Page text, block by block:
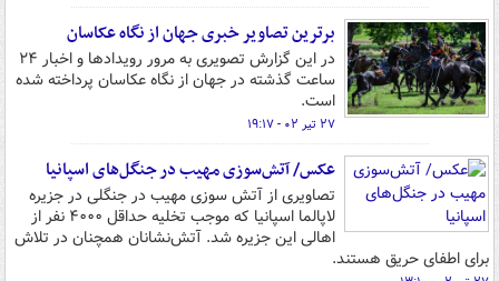
برترین تصاویر خبری جهان از نگاه عکاسان
در این گزارش تصویری به مرور رویدادها و اخبار ۲۴
ساعت گذشته در جهان از نگاه عکاسان پرداخته شده
است.
۲۷ تیر ۰۲ - ۱۹:۱۷
عکس/ آتش‌سوزی مهیب در جنگل‌های اسپانیا
تصاویری از آتش سوزی مهیب در جنگلی در جزیره
لاپالما اسپانیا که موجب تخلیه حداقل ۴۰۰۰ نفر از
اهالی این جزیره شد. آتش‌نشانان همچنان در تلاش
برای اطفای حریق هستند.